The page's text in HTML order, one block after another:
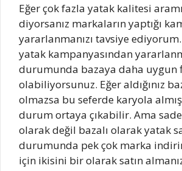
Eğer çok fazla yatak kalitesi
diyorsanız markaların yaptığı
yararlanmanızı tavsiye
yatak kampanyasından
durumunda bazaya daha uygun
olabiliyorsunuz. Eğer aldığınız
olmazsa bu seferde karyola
durum ortaya çıkabilir. Ama
olarak değil bazalı olarak yatak
durumunda pek çok marka
için ikisini bir olarak satın